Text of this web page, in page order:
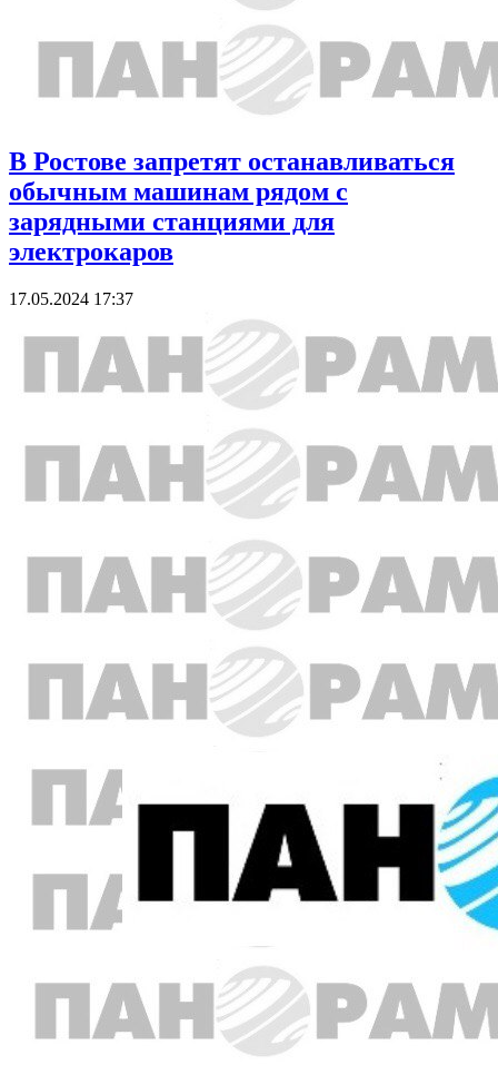
В Ростове запретят останавливаться
обычным машинам рядом с
зарядными станциями для
электрокаров
17.05.2024 17:37